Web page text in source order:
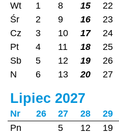
Wt
1 8 15 22
Śr
2 9 16 23
Cz
3 10 17
24
Pt
4 11 18
25
Sb
5 12 19
26
N
6 13 20 27
Lipiec 2027
Nr 26 27 28 29
Pn
5 12 19